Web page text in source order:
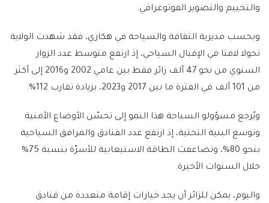
والتخييم والتصوير الفوتوغرافي.
وبحسب مديرية الثقافة والسياحة في هكاري، فقد شهدت الولاية
تحولا لافتا في الإقبال السياحي، إذ ارتفع متوسط عدد الزوار
السنوي من نحو 47 ألف زائر فقط بين عامي 2002 و2016 إلى أكثر
من 101 ألف في الفترة ما بين 2017 و2023، بزيادة تقارب 112%.
ويُرجع مسؤولو السياحة هذا النمو إلى تحسّن الأوضاع الأمنية
وتوسع البنية التحتية، إذ ارتفع عدد الفنادق والمرافق السياحية
بنحو 80%، وتضاعفت الطاقة الاستيعابية للأسرّة بنسبة 75%
خلال السنوات الأخيرة.
واليوم، يمكن للزائر أن يجد خيارات إقامة متعددة من فنادق